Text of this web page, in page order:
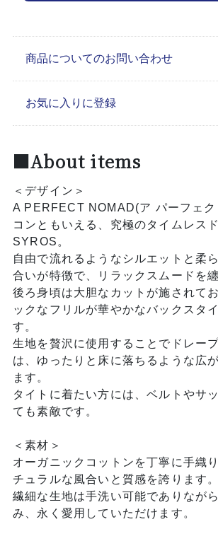
商品についてのお問い合わせ
お気に入りに登録
■About items
＜デザイン＞
A PERFECT NOMAD(ア パーフェク
コンともいえる、究極のタイムレス
SYROS。
自由で流れるようなシルエットと柔
合いが特徴で、リラックスムードを
後ろ身頃は大胆なカットが施されて
ックなフリルが華やかなバックスタ
す。
生地を贅沢に使用することでドレー
は、ゆったりと床に落ちるような広
ます。
タイトに着たい方には、ベルトやサ
ても素敵です。
＜素材＞
オーガニックコットンを丁寧に手織
チュラルな風合いと質感を誇ります。
繊細な生地は手洗い可能でありなが
み、永く愛用していただけます。